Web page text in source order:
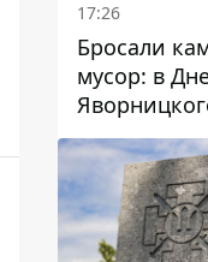
17:26
Бросали
мусор: в
повредили
фонтаны